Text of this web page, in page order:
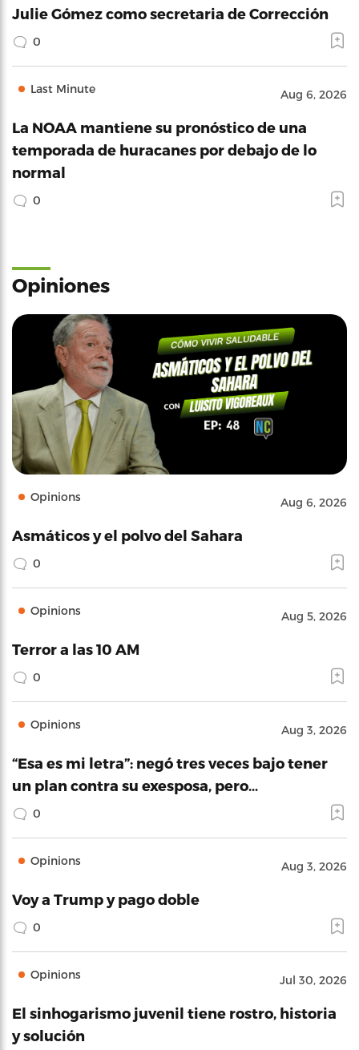
Julie Gómez como secretaria de Corrección
0
Last Minute Aug 6, 2026
La NOAA mantiene su pronóstico de una
temporada de huracanes por debajo de lo
normal
0
Opiniones
Opinions Aug 6, 2026
Asmáticos y el polvo del Sahara
0
Opinions Aug 5, 2026
Terror a las 10 AM
0
Opinions Aug 3, 2026
“Esa es mi letra”: negó tres veces bajo tener
un plan contra su exesposa, pero…
0
Opinions Aug 3, 2026
Voy a Trump y pago doble
0
Opinions Jul 30, 2026
El sinhogarismo juvenil tiene rostro, historia
y solución